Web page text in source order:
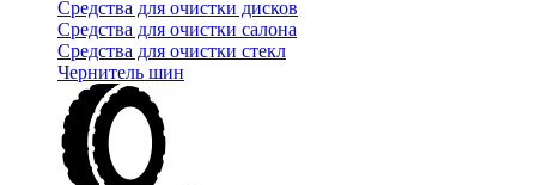
Средства для очистки дисков
Средства для очистки салона
Средства для очистки стекл
Чернитель шин